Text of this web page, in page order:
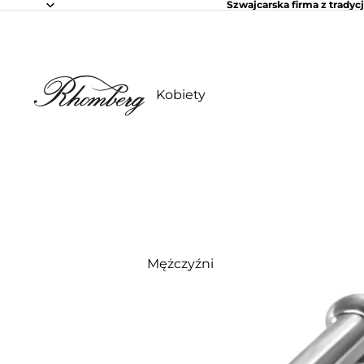
Szwajcarska firma z
Kobiety
Mężczyźni